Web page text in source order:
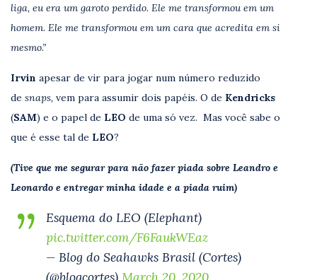
liga, eu era um garoto perdido. Ele me transformou em um
homem. Ele me transformou em um cara que acredita em si
mesmo.”
Irvin apesar de vir para jogar num número reduzido
de snaps, vem para assumir dois papéis. O de Kendricks
(SAM) e o papel de LEO de uma só vez. Mas você sabe o
que é esse tal de LEO?
(Tive que me segurar para não fazer piada sobre Leandro e
Leonardo e entregar minha idade e a piada ruim)
Esquema do LEO (Elephant)
pic.twitter.com/F6FaukWEaz
— Blog do Seahawks Brasil (Cortes)
(@blogcortes) March 20, 2020